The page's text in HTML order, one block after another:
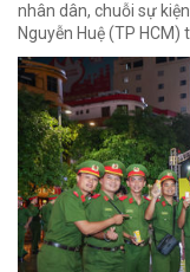
nhân dân, chuỗi sự
Nguyễn Huệ (TP